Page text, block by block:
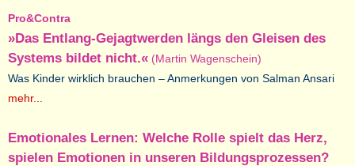
Pro&Contra
»Das Entlang-Gejagtwerden längs den Gleisen des
Systems bildet nicht.« (Martin Wagenschein)
Was Kinder wirklich brauchen – Anmerkungen von Salman Ansari
mehr...
Emotionales Lernen: Welche Rolle spielt das Herz,
spielen Emotionen in unseren Bildungsprozessen?